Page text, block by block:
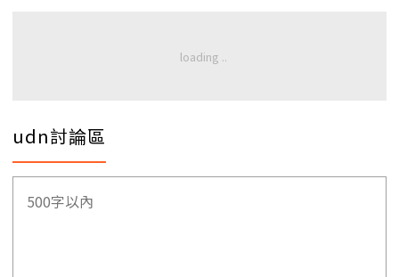
udn討論區